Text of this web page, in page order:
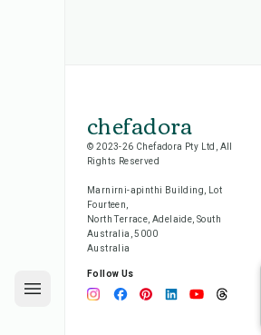
chefadora
© 2023-26 Chefadora Pty Ltd, All
Rights Reserved
Marnirni-apinthi Building, Lot
Fourteen,
North Terrace, Adelaide, South
Australia, 5000
Australia
Follow Us